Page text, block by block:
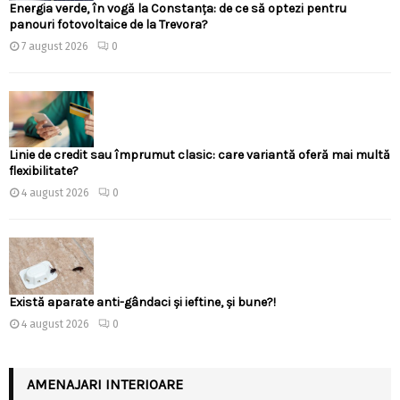
Energia verde, în vogă la Constanța: de ce să optezi pentru
panouri fotovoltaice de la Trevora?
7 august 2026 0
Linie de credit sau împrumut clasic: care variantă oferă mai multă
flexibilitate?
4 august 2026 0
Există aparate anti-gândaci și ieftine, și bune?!
4 august 2026 0
AMENAJARI INTERIOARE